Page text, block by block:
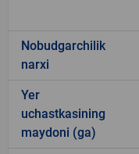
Nobudgarchilik
narxi
Yer
uchastkasining
maydoni (ga)